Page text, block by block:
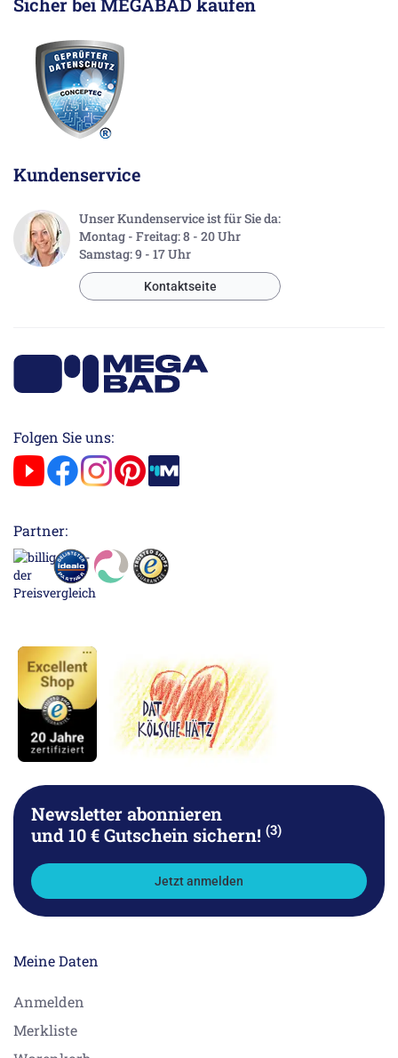
Kundenservice
Unser Kundenservice ist für Sie da:
Montag - Freitag: 8 - 20 Uhr
Samstag: 9 - 17 Uhr
Kontaktseite
Folgen Sie uns:
Partner:
Newsletter abonnieren
und 10 € Gutschein sichern! (3)
Jetzt anmelden
Meine Daten
Anmelden
Merkliste